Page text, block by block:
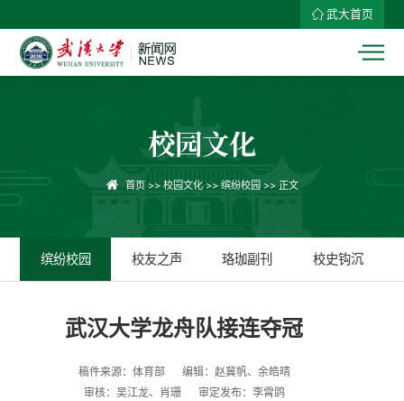
武大首页
校园文化
首页>> 校园文化>> 缤纷校园 >> 正文
缤纷校园 校友之声 珞珈副刊 校史钩沉
武汉大学龙舟队接连夺冠
稿件来源：体育部
编辑：赵冀帆、余皓晴
审核：吴江龙、肖珊
审定发布：李霄鹍